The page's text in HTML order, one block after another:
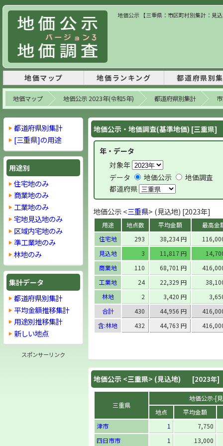
地価公示 【三重県：市区町村別集計：見
地価マップ 地価ランキング 都道府県別
地価マップ 地価公示 2023年(令和5年) 都道府県別集計
地価公示・地価調査(基準地価) [三重県]
年・データ
対象年
データ
地価公示
地価調査
都道府県
地価公示 <三重県> (見込地) [2023年]
用途 地点数 平均金額
最高金
住宅地
293 38,234 円
見込地
3 11,817 円
商業地
110 68,701 円
工業地
24 22,329 円
林地
2 3,420 円
合計
430 44,956 円
含:林地
432 44,763 円
地価公示 <三重県> (見込地) [2023年]
三重県
地価公示-[
地点
平均金額
津市
1
7,750
四日市市
1
13,000
都道府県別集計
[三重県]の用途
用途別
住宅地のみ
商業地のみ
工業地のみ
宅地見込地のみ
区域内宅地のみ
準工業地のみ
林地のみ
集計データ
都道府県別集計
平均金額推移集計
用途別推移集計
新しい地点
スポンサーリンク